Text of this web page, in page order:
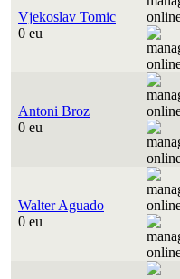
Vjekoslav Tomic
0 eu
Antoni Broz
0 eu
Walter Aguado
0 eu